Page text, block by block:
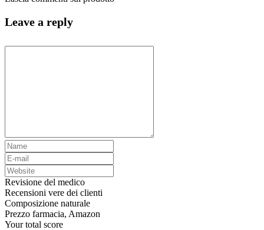
Leave a reply
Revisione del medico
Recensioni vere dei clienti
Composizione naturale
Prezzo farmacia, Amazon
Your total score